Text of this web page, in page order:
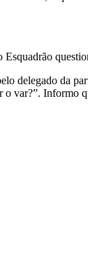
delegado da
var?”. Informo